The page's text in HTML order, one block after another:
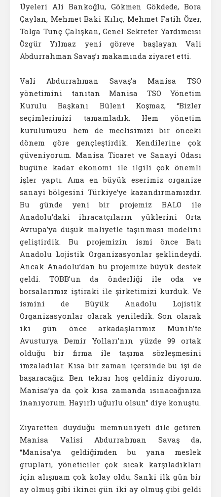
Üyeleri Ali Bankoğlu, Gökmen Gökdede, Bora
Çaylan, Mehmet Baki Kılıç, Mehmet Fatih Özer,
Tolga Tunç Çalışkan, Genel Sekreter Yardımcısı
Özgür Yılmaz yeni göreve başlayan Vali
Abdurrahman Savaş’ı makamında ziyaret etti.
Vali Abdurrahman Savaş’a Manisa TSO
yönetimini tanıtan Manisa TSO Yönetim
Kurulu Başkanı Bülent Koşmaz, “Bizler
seçimlerimizi tamamladık. Hem yönetim
kurulumuzu hem de meclisimizi bir önceki
dönem göre gençleştirdik. Kendilerine çok
güveniyorum. Manisa Ticaret ve Sanayi Odası
bugüne kadar ekonomi ile ilgili çok önemli
işler yaptı. Ama en büyük eserimiz organize
sanayi bölgesini Türkiye’ye kazandırmamızdır.
Bu günde yeni bir projemiz BALO ile
Anadolu’daki ihracatçıların yüklerini Orta
Avrupa’ya düşük maliyetle taşınması modelini
geliştirdik. Bu projemizin ismi önce Batı
Anadolu Lojistik Organizasyonlar şeklindeydi.
Ancak Anadolu’dan bu projemize büyük destek
geldi. TOBB’un da önderliği ile oda ve
borsalarımız iştiraki ile şirketimizi kurduk. Ve
ismini de Büyük Anadolu Lojistik
Organizasyonlar olarak yeniledik. Son olarak
iki gün önce arkadaşlarımız Münih’te
Avusturya Demir Yolları’nın yüzde 99 ortak
olduğu bir firma ile taşıma sözleşmesini
imzaladılar. Kısa bir zaman içersinde bu işi de
başaracağız. Ben tekrar hoş geldiniz diyorum.
Manisa’ya da çok kısa zamanda ısınacağınıza
inanıyorum. Hayırlı uğurlu olsun” diye konuştu.
Ziyaretten duyduğu memnuniyeti dile getiren
Manisa Valisi Abdurrahman Savaş da,
“Manisa’ya geldiğimden bu yana meslek
grupları, yöneticiler çok sıcak karşıladıkları
için alışmam çok kolay oldu. Sanki ilk gün bir
ay olmuş gibi ikinci gün iki ay olmuş gibi geldi